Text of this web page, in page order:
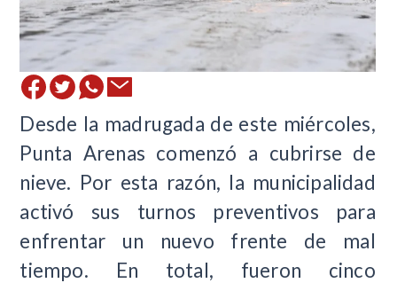
Desde la madrugada de este miércoles,
Punta Arenas comenzó a cubrirse de
nieve. Por esta razón, la municipalidad
activó sus turnos preventivos para
enfrentar un nuevo frente de mal
tiempo. En total, fueron cinco